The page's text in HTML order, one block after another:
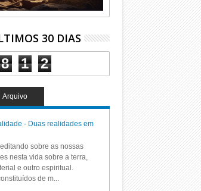
30 DIAS
8 1 2
Arquivo
- Duas realidades em
sobre as nossas
nesta vida sobre a terra,
e outro espiritual.
de m...